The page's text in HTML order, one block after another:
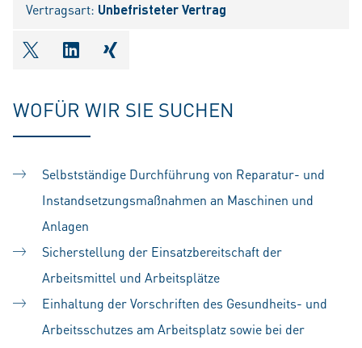
Vertragsart: Unbefristeter Vertrag
shareOntwitter
shareOnlinkedIn
shareOnxing
WOFÜR WIR SIE SUCHEN
Selbstständige Durchführung von Reparatur- und
Instandsetzungsmaßnahmen an Maschinen und
Anlagen
Sicherstellung der Einsatzbereitschaft der
Arbeitsmittel und Arbeitsplätze
Einhaltung der Vorschriften des Gesundheits- und
Arbeitsschutzes am Arbeitsplatz sowie bei der